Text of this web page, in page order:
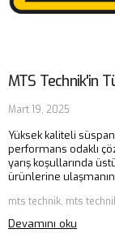
MTS Technik'in
Mart 19, 2025
Yüksek kaliteli
performans odaklı
yarış koşullarında
ürünlerine
Devamını oku